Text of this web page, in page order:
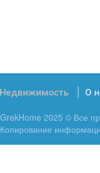
Недвижимость О
GrekHome 2025 © Все
Копирование